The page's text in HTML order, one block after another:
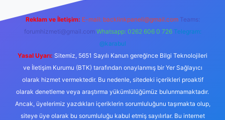
Reklam ve İletişim: E-mail: backlinkpaneli@gmail.com Teams:
forumhizmeti@gmail.com Whatsapp: 0262 606 0 726 Telegram:
@karabul
Yasal Uyarı: Sitemiz, 5651 Sayılı Kanun gereğince Bilgi Teknolojileri
ve İletişim Kurumu (BTK) tarafından onaylanmış bir Yer Sağlayıcı
olarak hizmet vermektedir. Bu nedenle, sitedeki içerikleri proaktif
olarak denetleme veya araştırma yükümlülüğümüz bulunmamaktadır.
Ancak, üyelerimiz yazdıkları içeriklerin sorumluluğunu taşımakta olup,
siteye üye olarak bu sorumluluğu kabul etmiş sayılırlar. Bu internet